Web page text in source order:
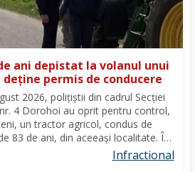
ani depistat la volanul unui
permis de conducere
2026, polițiștii din cadrul Secției
4 Dorohoi au oprit pentru control,
un tractor agricol, condus de
83 de ani, din aceeași localitate. În
de către polițiști, s-aInfractional